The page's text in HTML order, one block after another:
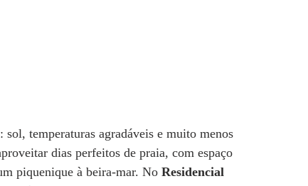
temperaturas agradáveis e muito menos
dias perfeitos de praia, com espaço
piquenique à beira-mar. No Residencial